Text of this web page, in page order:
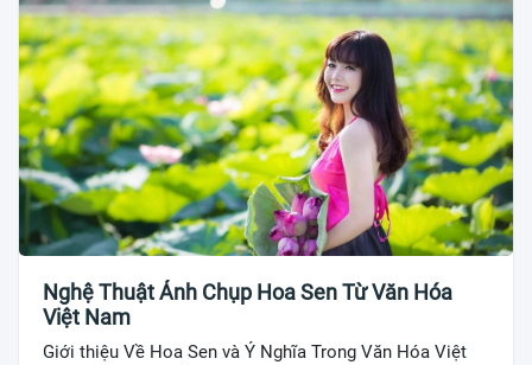
Nghệ Thuật Ảnh Chụp Hoa Sen Từ Văn Hóa
Việt Nam
Giới thiệu Về Hoa Sen và Ý Nghĩa Trong Văn Hóa Việt